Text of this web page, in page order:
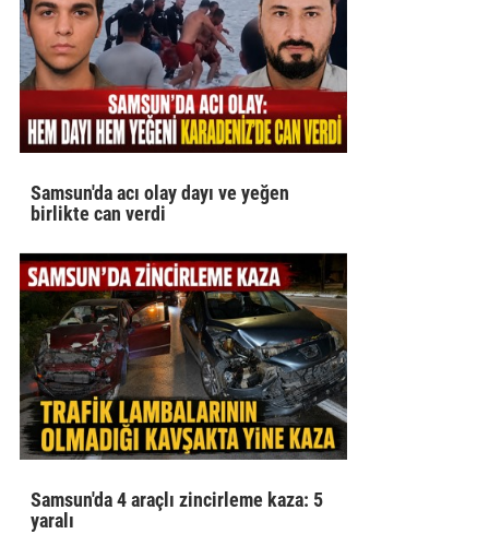
Samsun'da acı olay dayı ve yeğen
birlikte can verdi
Samsun'da 4 araçlı zincirleme kaza: 5
yaralı